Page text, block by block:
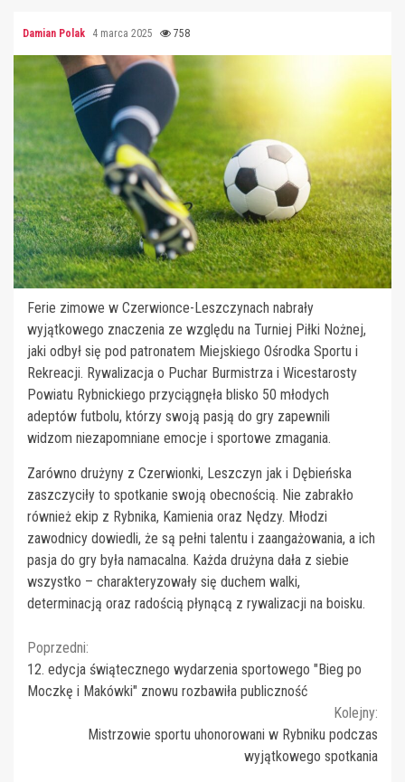
Damian Polak 4 marca 2025 758
Ferie zimowe w Czerwionce-Leszczynach nabrały
wyjątkowego znaczenia ze względu na Turniej Piłki Nożnej,
jaki odbył się pod patronatem Miejskiego Ośrodka Sportu i
Rekreacji. Rywalizacja o Puchar Burmistrza i Wicestarosty
Powiatu Rybnickiego przyciągnęła blisko 50 młodych
adeptów futbolu, którzy swoją pasją do gry zapewnili
widzom niezapomniane emocje i sportowe zmagania.
Zarówno drużyny z Czerwionki, Leszczyn jak i Dębieńska
zaszczyciły to spotkanie swoją obecnością. Nie zabrakło
również ekip z Rybnika, Kamienia oraz Nędzy. Młodzi
zawodnicy dowiedli, że są pełni talentu i zaangażowania, a ich
pasja do gry była namacalna. Każda drużyna dała z siebie
wszystko – charakteryzowały się duchem walki,
determinacją oraz radością płynącą z rywalizacji na boisku.
Continue
Reading
Poprzedni:
12. edycja świątecznego wydarzenia sportowego "Bieg po
Moczkę i Makówki" znowu rozbawiła publiczność
Kolejny:
Mistrzowie sportu uhonorowani w Rybniku podczas
wyjątkowego spotkania